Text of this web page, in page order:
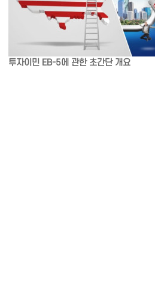
투자이민 EB-5에 관한 초간단 개요